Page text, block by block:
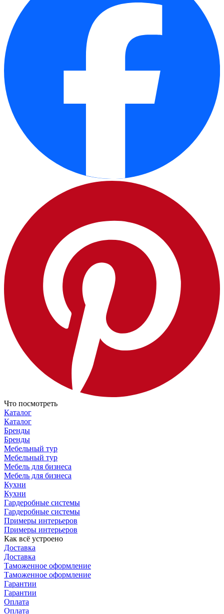
Что посмотреть
Каталог
Каталог
Бренды
Бренды
Мебельный тур
Мебельный тур
Мебель для бизнеса
Мебель для бизнеса
Кухни
Кухни
Гардеробные системы
Гардеробные системы
Примеры интерьеров
Примеры интерьеров
Как всё устроено
Доставка
Доставка
Таможенное оформление
Таможенное оформление
Гарантии
Гарантии
Оплата
Оплата